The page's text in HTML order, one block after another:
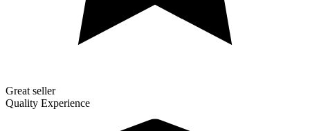
Great seller
Quality Experience